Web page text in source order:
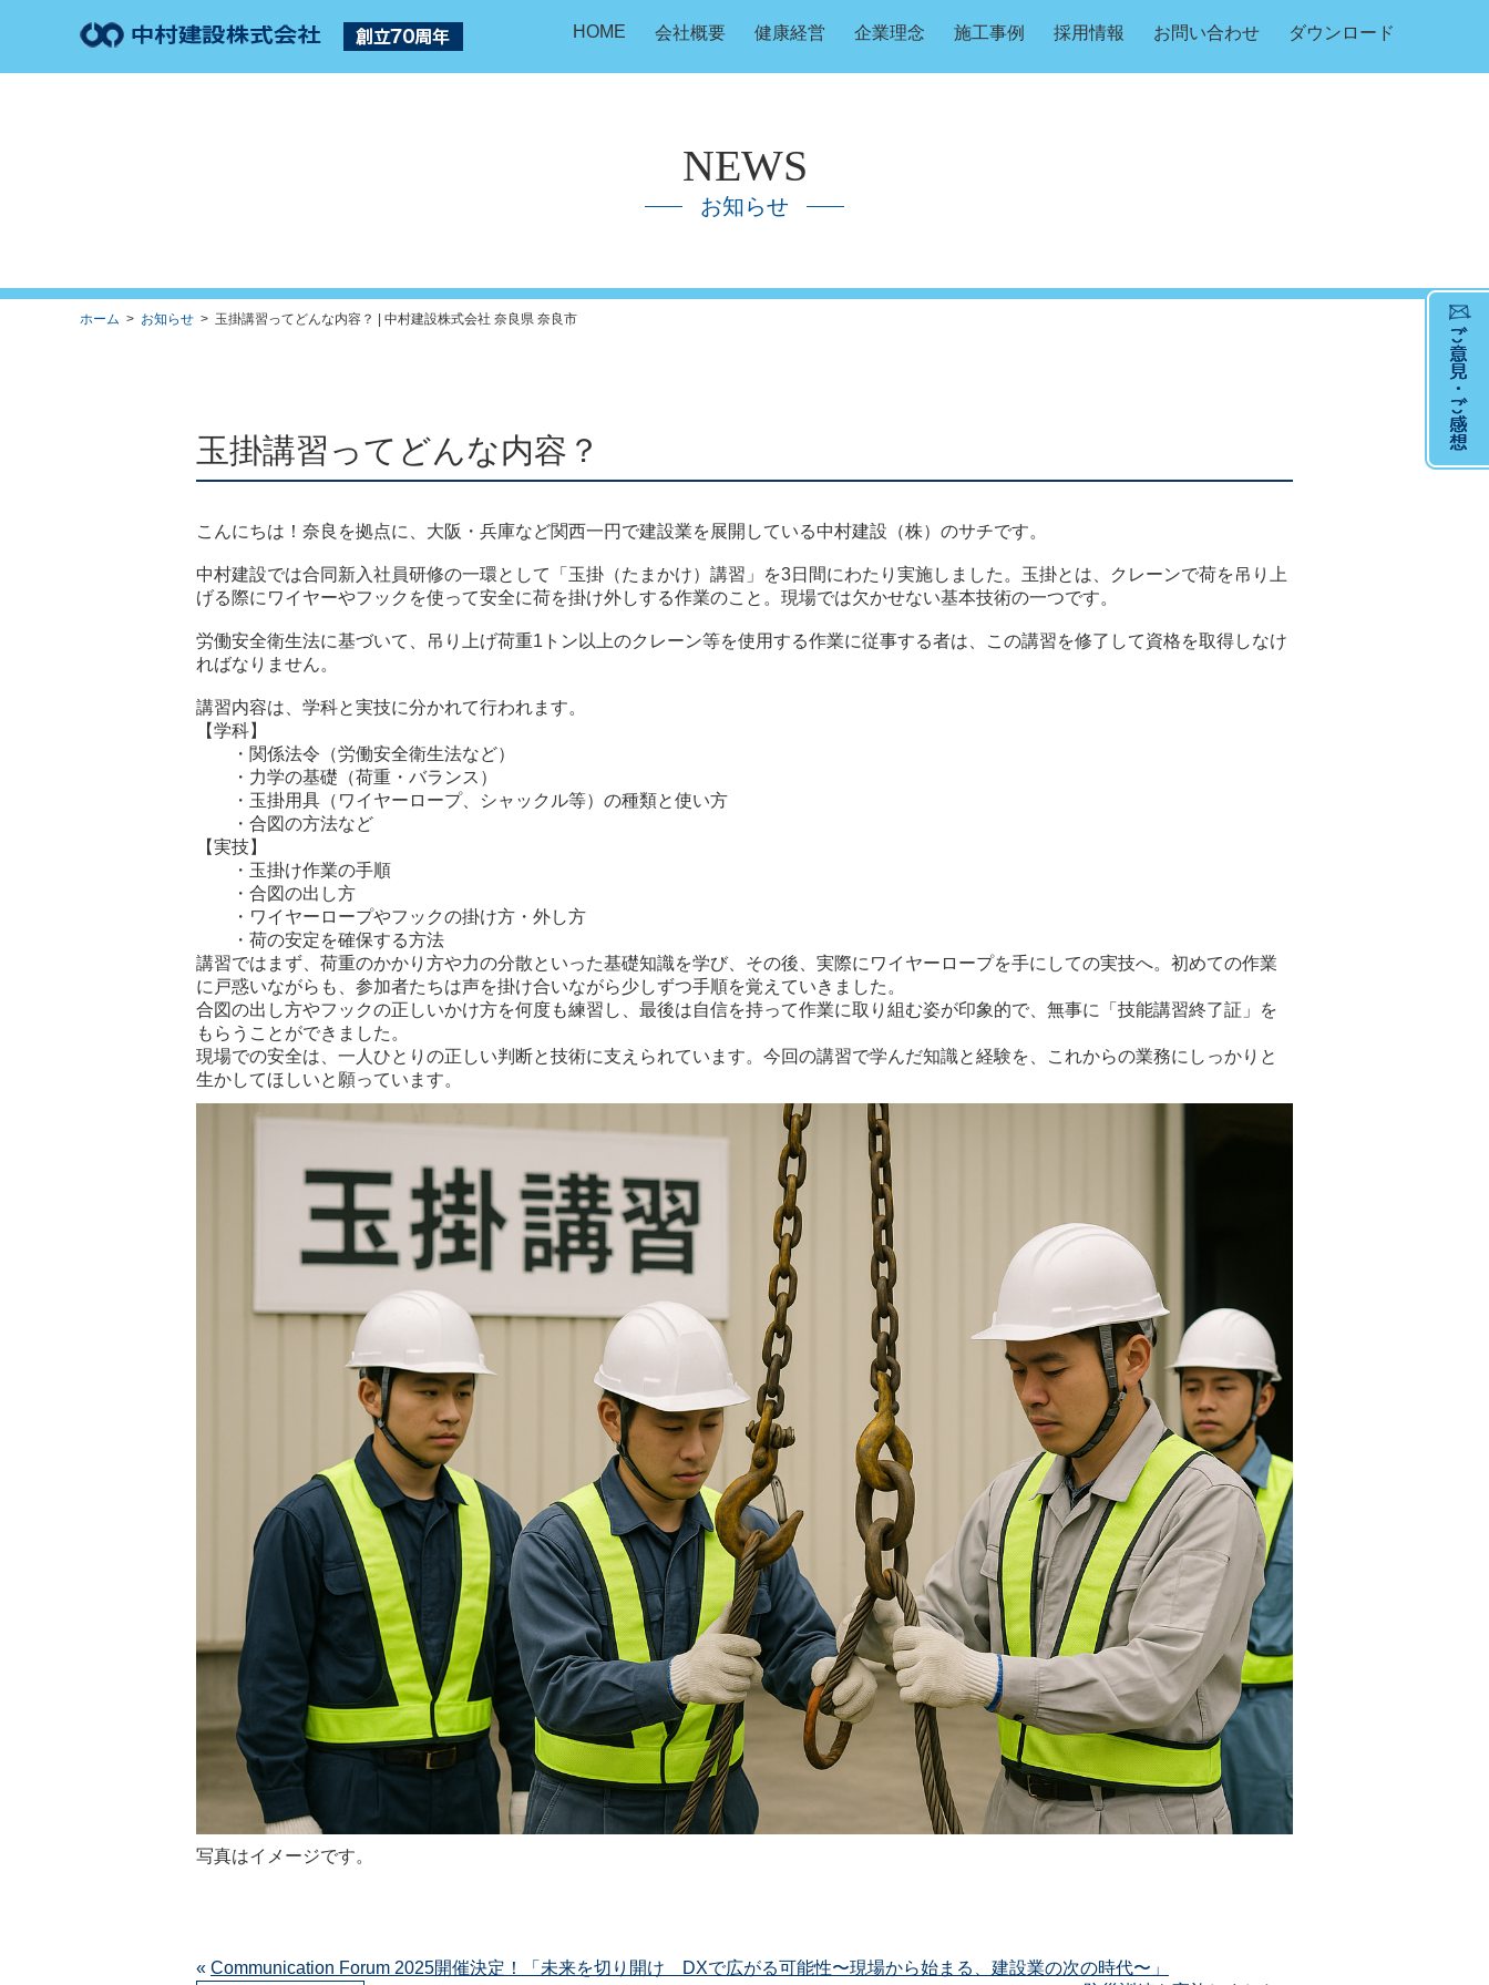
HOME 会社概要 健康経営 企業理念 施工事例 採用情報 お問い合わせ ダウンロード
NEWS
お知らせ
ホーム > お知らせ > 玉掛講習ってどんな内容？ | 中村建設株式会社 奈良県 奈良市
玉掛講習ってどんな内容？
こんにちは！奈良を拠点に、大阪・兵庫など関西一円で建設業を展開している中村建設（株）のサチです。
中村建設では合同新入社員研修の一環として「玉掛（たまかけ）講習」を3日間にわたり実施しました。玉掛とは、クレーンで荷を吊り上
げる際にワイヤーやフックを使って安全に荷を掛け外しする作業のこと。現場では欠かせない基本技術の一つです。
労働安全衛生法に基づいて、吊り上げ荷重1トン以上のクレーン等を使用する作業に従事する者は、この講習を修了して資格を取得しなけ
ればなりません。
講習内容は、学科と実技に分かれて行われます。
【学科】
・関係法令（労働安全衛生法など）
・力学の基礎（荷重・バランス）
・玉掛用具（ワイヤーロープ、シャックル等）の種類と使い方
・合図の方法など
【実技】
・玉掛け作業の手順
・合図の出し方
・ワイヤーロープやフックの掛け方・外し方
・荷の安定を確保する方法
講習ではまず、荷重のかかり方や力の分散といった基礎知識を学び、その後、実際にワイヤーロープを手にしての実技へ。初めての作業
に戸惑いながらも、参加者たちは声を掛け合いながら少しずつ手順を覚えていきました。
合図の出し方やフックの正しいかけ方を何度も練習し、最後は自信を持って作業に取り組む姿が印象的で、無事に「技能講習終了証」を
もらうことができました。
現場での安全は、一人ひとりの正しい判断と技術に支えられています。今回の講習で学んだ知識と経験を、これからの業務にしっかりと
生かしてほしいと願っています。
写真はイメージです。
« Communication Forum 2025開催決定！「未来を切り開け DXで広がる可能性〜現場から始まる、建設業の次の時代〜」